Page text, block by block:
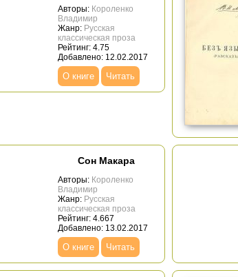
Авторы: Короленко
Владимир
Жанр: Русская
классическая проза
Рейтинг: 4.75
Добавлено: 12.02.2017
О книге Читать
Сон Макара
Авторы: Короленко
Владимир
Жанр: Русская
классическая проза
Рейтинг: 4.667
Добавлено: 13.02.2017
О книге Читать